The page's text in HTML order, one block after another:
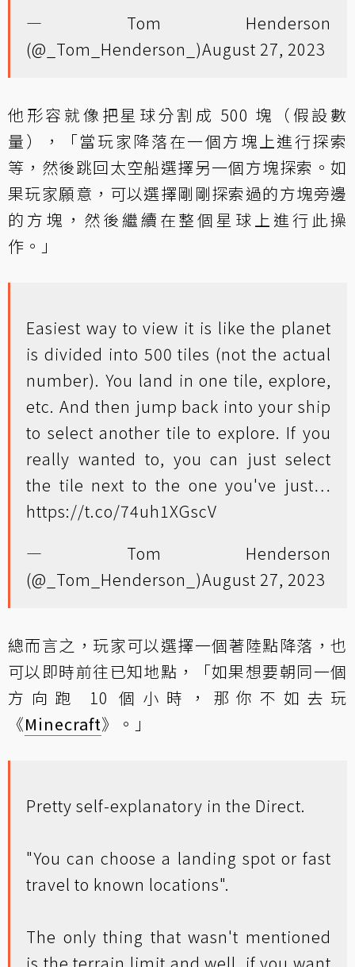
— Tom Henderson
(@_Tom_Henderson_)August 27, 2023
他形容就像把星球分割成 500 塊（假設數
量），「當玩家降落在一個方塊上進行探索
等，然後跳回太空船選擇另一個方塊探索。如
果玩家願意，可以選擇剛剛探索過的方塊旁邊
的方塊，然後繼續在整個星球上進行此操
作。」
Easiest way to view it is like the planet
is divided into 500 tiles (not the actual
number). You land in one tile, explore,
etc. And then jump back into your ship
to select another tile to explore. If you
really wanted to, you can just select
the tile next to the one you've just…
https://t.co/74uh1XGscV
— Tom Henderson
(@_Tom_Henderson_)August 27, 2023
總而言之，玩家可以選擇一個著陸點降落，也
可以即時前往已知地點，「如果想要朝同一個
方向跑 10 個小時，那你不如去玩
《Minecraft》。」
Pretty self-explanatory in the Direct.
"You can choose a landing spot or fast
travel to known locations".
The only thing that wasn't mentioned
is the terrain limit and well, if you want